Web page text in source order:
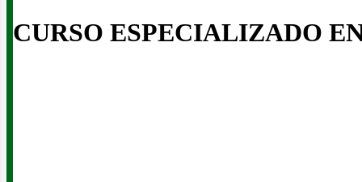
CURSO ESPECIALIZADO